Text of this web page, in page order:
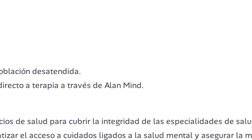
desatendida.
a terapia a través de Alan Mind.
de salud para cubrir la integridad de las especialidades de
el acceso a cuidados ligados a la salud mental y asegurar